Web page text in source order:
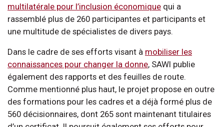
multilatérale pour l’inclusion économique qui a
rassemblé plus de 260 participantes et participants et
une multitude de spécialistes de divers pays.
Dans le cadre de ses efforts visant à mobiliser les
connaissances pour changer la donne, SAWI publie
également des rapports et des feuilles de route.
Comme mentionné plus haut, le projet propose en outre
des formations pour les cadres et a déjà formé plus de
560 décisionnaires, dont 265 sont maintenant titulaires